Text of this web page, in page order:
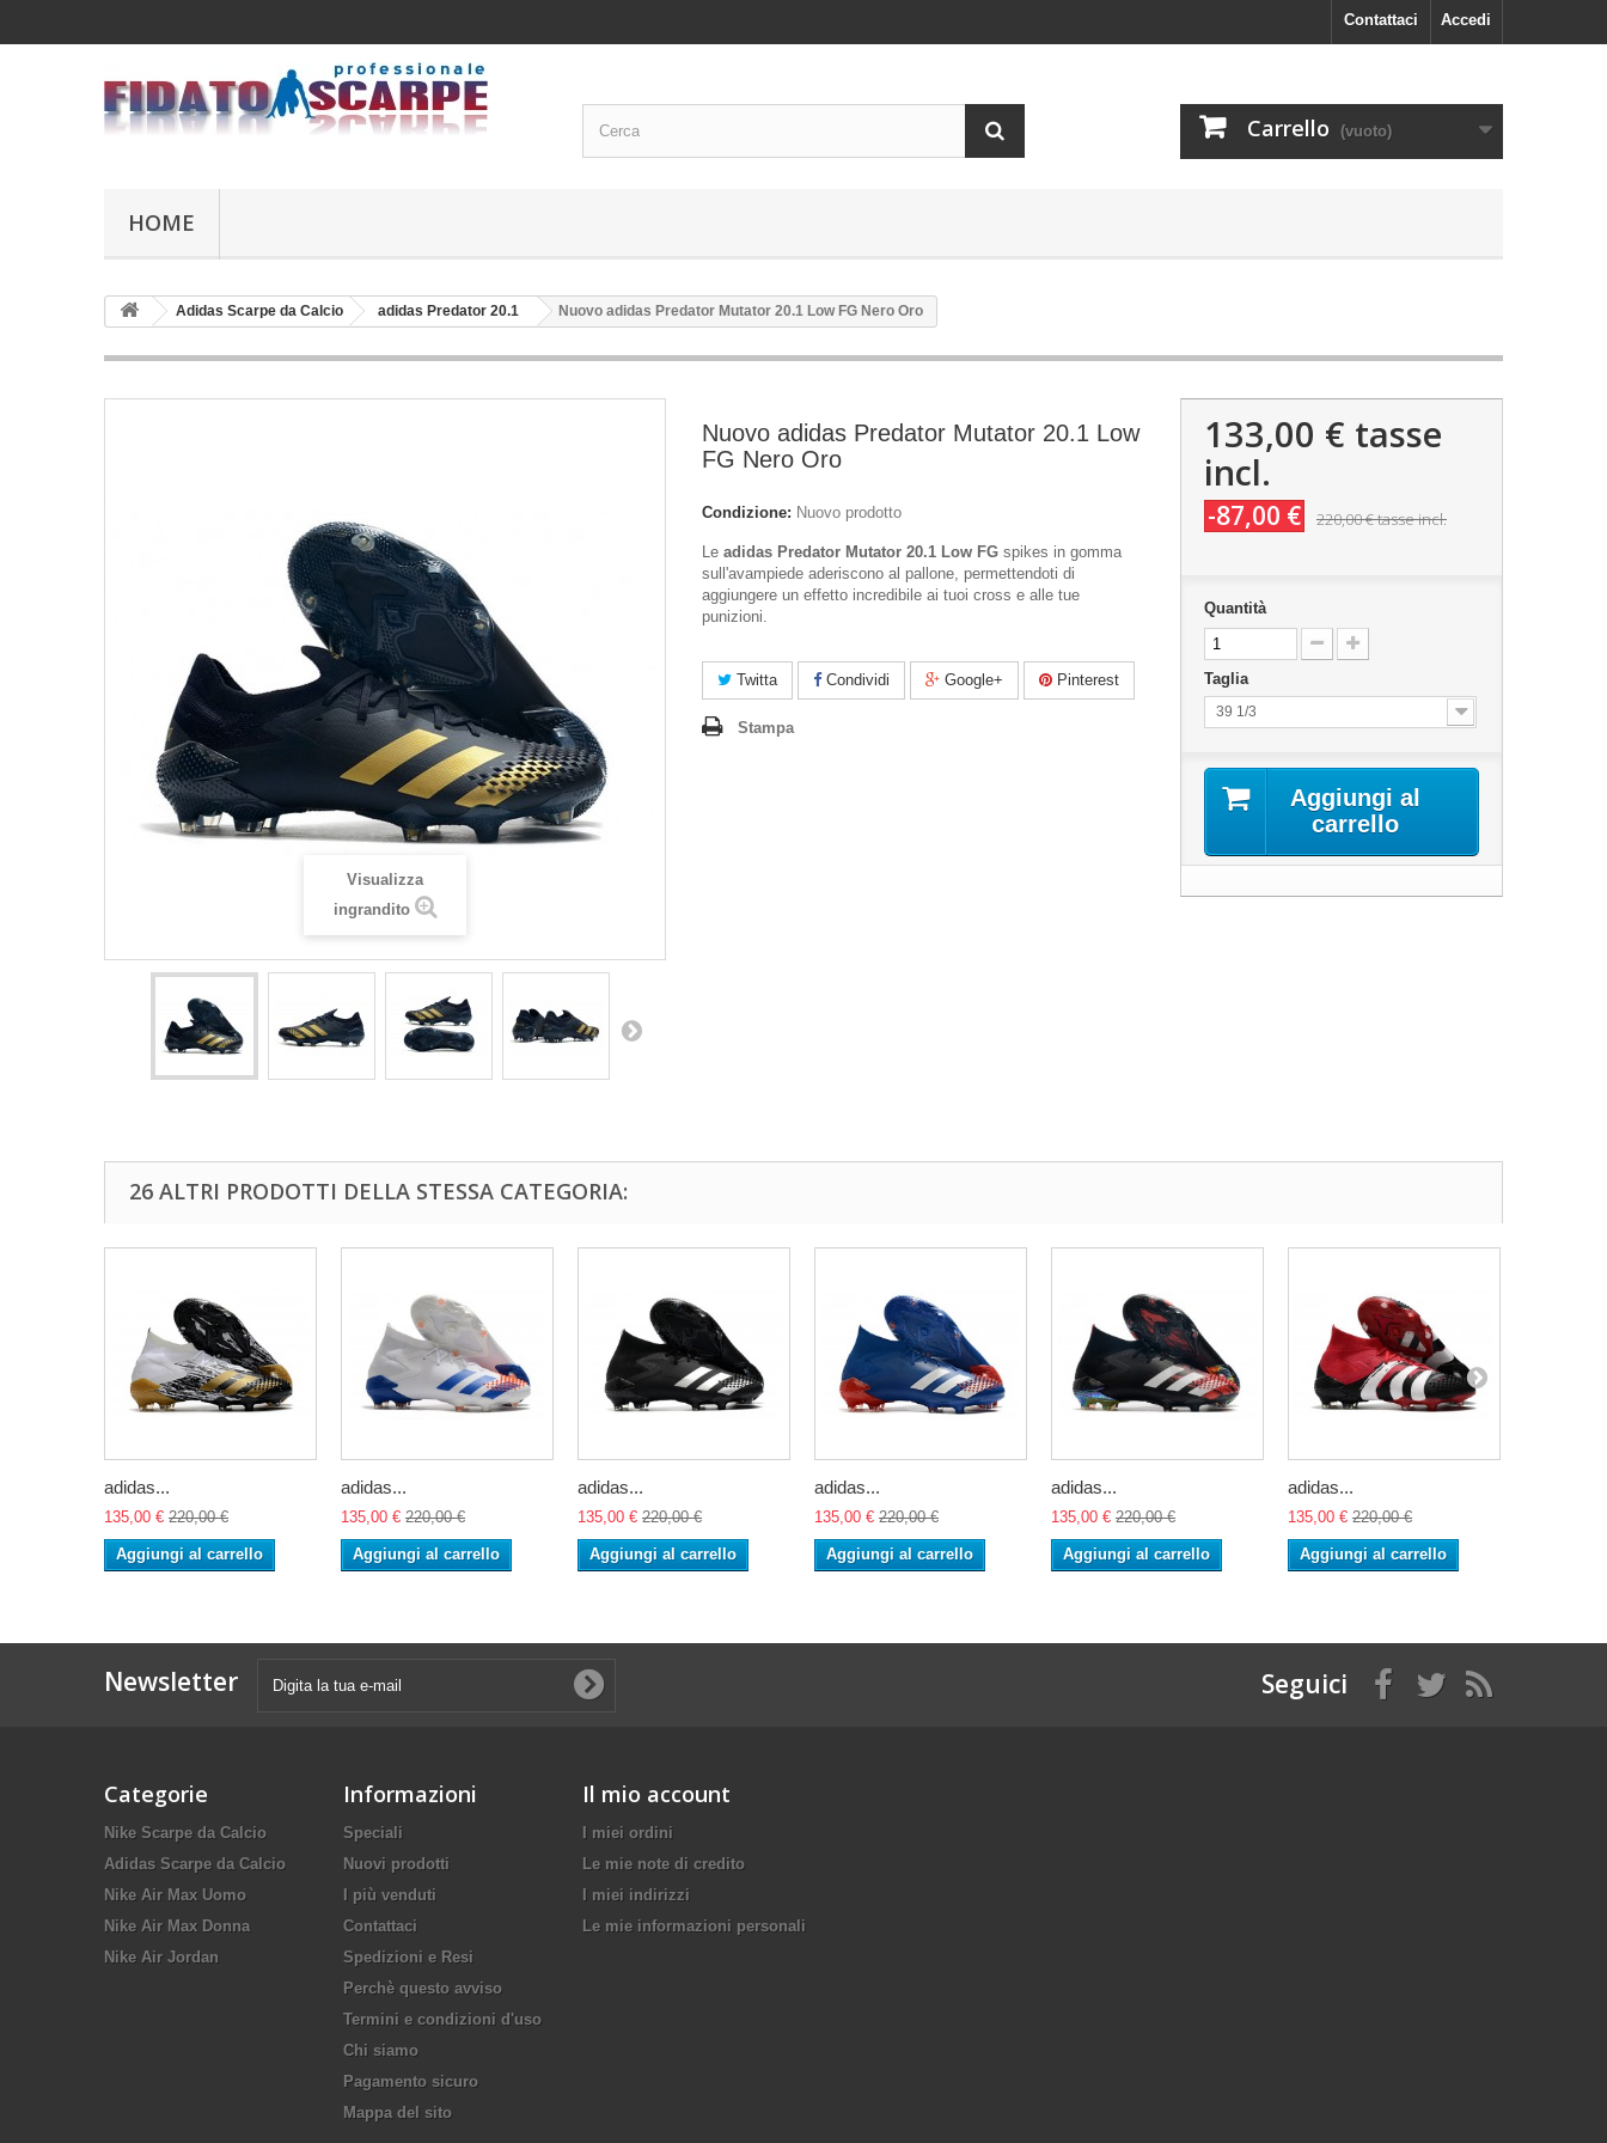
Accedi
Contattaci
Carrello (vuoto)
HOME
Adidas Scarpe da Calcio adidas Predator 20.1 Nuovo adidas Predator Mutator 20.1 Low FG Nero Oro
Visualizza
ingrandito
Nuovo adidas Predator Mutator 20.1 Low
FG Nero Oro
Condizione: Nuovo prodotto
Le adidas Predator Mutator 20.1 Low FG spikes in gomma
sull'avampiede aderiscono al pallone, permettendoti di
aggiungere un effetto incredibile ai tuoi cross e alle tue
punizioni.
Twitta Condividi Google+ Pinterest
Stampa
133,00 € tasse
incl.
-87,00 € 220,00 €tasse incl.
Quantità
Taglia
39 1/3
Aggiungi al
carrello
26 ALTRI PRODOTTI DELLA STESSA CATEGORIA:
adidas...
135,00 € 220,00 €
Aggiungi al carrello
adidas...
135,00 € 220,00 €
Aggiungi al carrello
adidas...
135,00 € 220,00 €
Aggiungi al carrello
adidas...
135,00 € 220,00 €
Aggiungi al carrello
adidas...
135,00 € 220,00 €
Aggiungi al carrello
adidas...
135,00 € 220,00 €
Aggiungi al carrello
Newsletter Seguici
Categorie
Nike Scarpe da Calcio
Adidas Scarpe da Calcio
Nike Air Max Uomo
Nike Air Max Donna
Nike Air Jordan
Informazioni
Speciali
Nuovi prodotti
I più venduti
Contattaci
Spedizioni e Resi
Perchè questo avviso
Termini e condizioni d'uso
Chi siamo
Pagamento sicuro
Mappa del sito
Il mio account
I miei ordini
Le mie note di credito
I miei indirizzi
Le mie informazioni personali